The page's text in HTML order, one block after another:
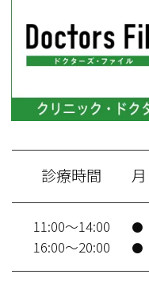
診療時間 月
11:00～14:00 ●
16:00～20:00 ●